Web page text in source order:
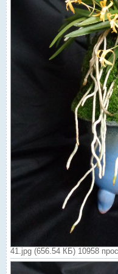
41.jpg (656.54 КБ) 10958